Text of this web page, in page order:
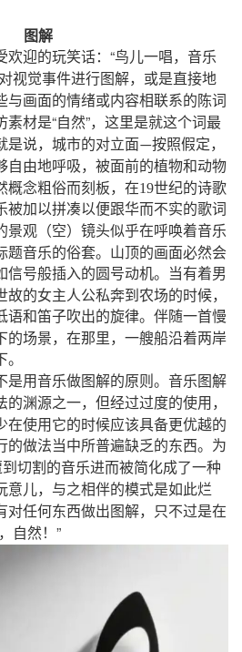
图解
迎的玩笑话： “鸟儿一唱， 音乐
视觉事件进行图解，
或是直接地
与画面的情绪或内容相联系的陈词
素材是“自然”， 这里是就这个词最
是说， 城市的对立面—按照假定，
自由地呼吸， 被面前的植物和动物
概念粗俗而刻板， 在19世纪的诗歌
被加以拼凑以便跟华而不实的歌词
景观
（空）
镜头似乎在呼唤着音乐
题音乐的俗套。山顶的画面必然会
信号般插入的圆号动机。当有着男
故的女主人公私奔到农场的时候，
语和笛子吹出的旋律。伴随一首慢
的场景， 在那里， 一艘船沿着两岸
是用音乐做图解的原则。音乐图解
的渊源之一， 但经过过度的使用 ，
在使用它的时候应该具备更优越的
的做法当中所普遍缺乏的东西。为
到切割的音乐进而被简化成了一种
意儿，
与之相伴的模式是如此烂
对任何东西做出图解，
只不过是在
， 自然！ ”